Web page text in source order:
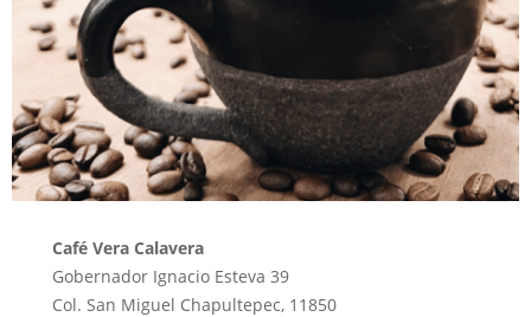
Café Vera Calavera
Gobernador Ignacio Esteva 39
Col. San Miguel Chapultepec, 11850